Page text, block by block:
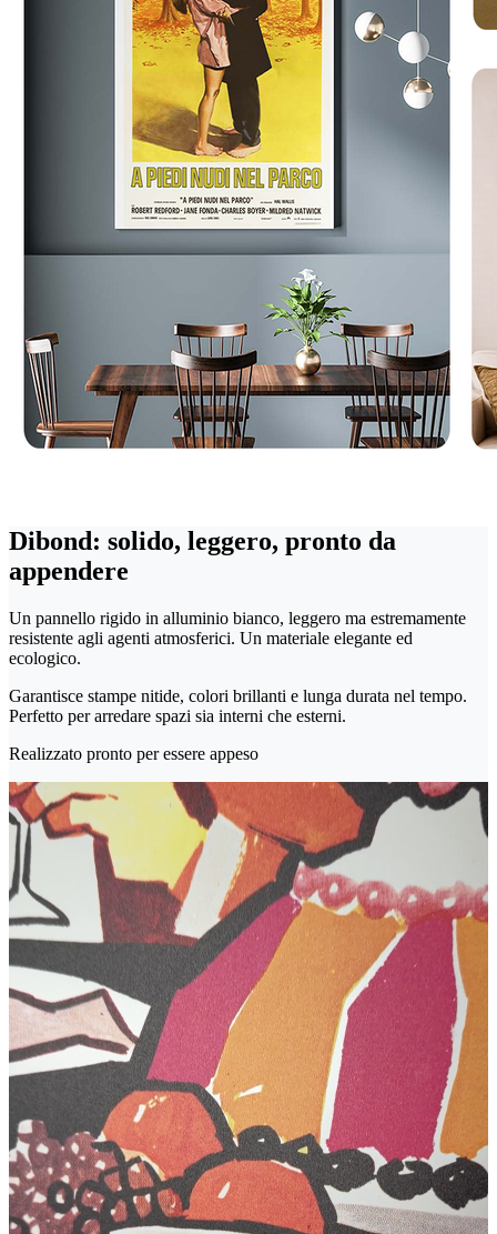
Dibond: solido, leggero, pronto da
appendere
Un pannello rigido in alluminio bianco, leggero ma estremamente
resistente agli agenti atmosferici. Un materiale elegante ed
ecologico.
Garantisce stampe nitide, colori brillanti e lunga durata nel tempo.
Perfetto per arredare spazi sia interni che esterni.
Realizzato pronto per essere appeso